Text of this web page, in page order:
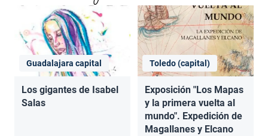
Guadalajara capital
Los gigantes de Isabel
Salas
Toledo (capital)
Exposición "Los Mapas
y la primera vuelta al
mundo". Expedición de
Magallanes y Elcano